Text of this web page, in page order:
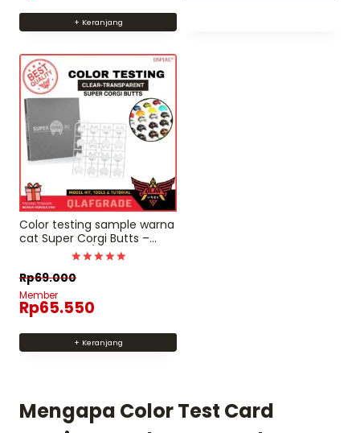
+ Keranjang
Color testing sample warna
cat Super Corgi Butts –
transparent / clear
Dinilai
5
Rp69.000
Member
Rp65.550
+ Keranjang
Mengapa Color Test Card